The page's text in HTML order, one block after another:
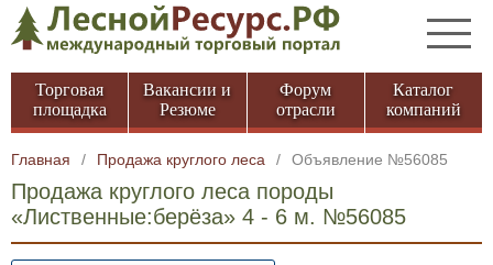
Торговая
площадка
Вакансии и
Резюме
Форум
отрасли
Каталог
компаний
Главная / Продажа круглого леса / Объявление №56085
Продажа круглого леса породы
«Лиственные:берёза» 4 - 6 м. №56085